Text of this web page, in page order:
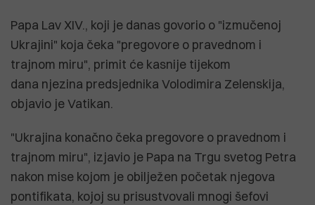
Papa Lav XIV., koji je danas govorio o "izmučenoj
Ukrajini" koja čeka "pregovore o pravednom i
trajnom miru", primit će kasnije tijekom
dana njezina predsjednika Volodimira Zelenskija,
objavio je Vatikan.
"Ukrajina konačno čeka pregovore o pravednom i
trajnom miru", izjavio je Papa na Trgu svetog Petra
nakon mise kojom je obilježen početak njegova
pontifikata, kojoj su prisustvovali mnogi šefovi